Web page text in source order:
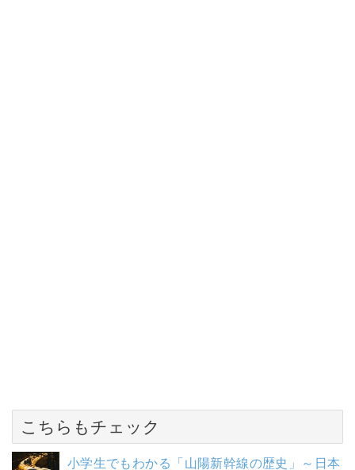
こちらもチェック
小学生でもわかる「山陽新幹線の歴史」～日本